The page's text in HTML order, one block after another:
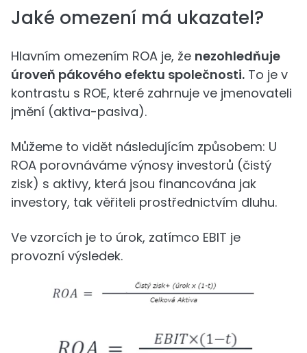
Jaké omezení má ukazatel?
Hlavním omezením ROA je, že nezohledňuje
úroveň pákového efektu společnosti. To je v
kontrastu s ROE, které zahrnuje ve jmenovateli
jmění (aktiva-pasiva).
Můžeme to vidět následujícím způsobem: U
ROA porovnáváme výnosy investorů (čistý
zisk) s aktivy, která jsou financována jak
investory, tak věřiteli prostřednictvím dluhu.
Ve vzorcích je to úrok, zatímco EBIT je
provozní výsledek.